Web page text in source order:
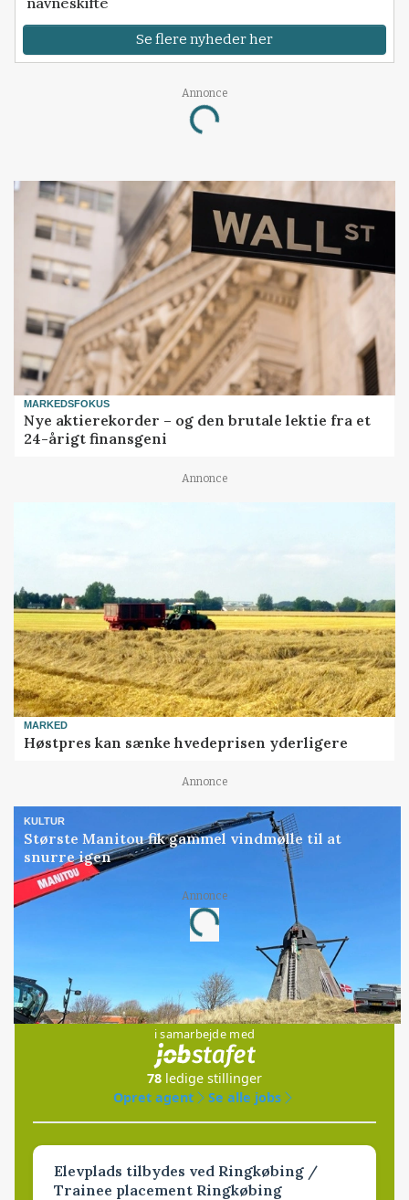
Se flere nyheder her
Annonce
Loading...
MARKEDSFOKUS
Nye aktierekorder – og den brutale lektie fra et
24-årigt finansgeni
Annonce
MARKED
Høstpres kan sænke hvedeprisen yderligere
Annonce
KULTUR
Største Manitou fik gammel vindmølle til at
snurre igen
Annonce
Loading...
Jobs
i samarbejde med
78 ledige stillinger
Opret agent
Se alle jobs
Elevplads tilbydes ved Ringkøbing /
Trainee placement Ringkøbing